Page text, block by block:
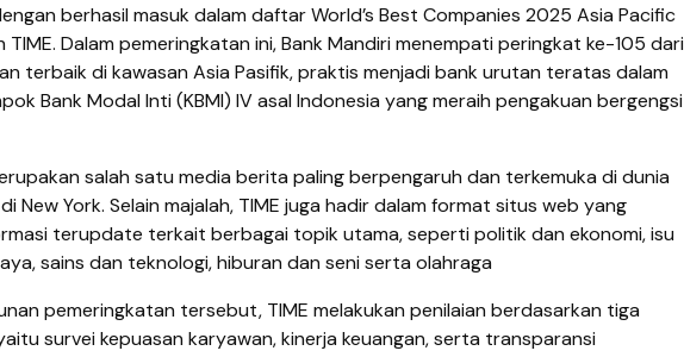
berhasil masuk dalam daftar World’s Best Companies 2025 Asia Pacific
TIME. Dalam pemeringkatan ini, Bank Mandiri menempati peringkat ke-105 dari
terbaik di kawasan Asia Pasifik, praktis menjadi bank urutan teratas dalam
Bank Modal Inti (KBMI) IV asal Indonesia yang meraih pengakuan bergengsi
salah satu media berita paling berpengaruh dan terkemuka di dunia
New York. Selain majalah, TIME juga hadir dalam format situs web yang
terupdate terkait berbagai topik utama, seperti politik dan ekonomi, isu
sains dan teknologi, hiburan dan seni serta olahraga
pemeringkatan tersebut, TIME melakukan penilaian berdasarkan tiga
survei kepuasan karyawan, kinerja keuangan, serta transparansi